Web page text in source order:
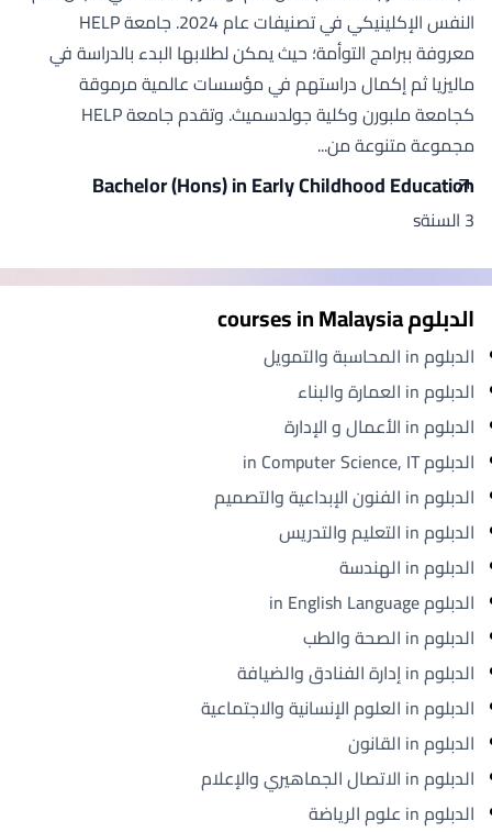
النفس الإكلينيكي في تصنيفات عام 2024. جامعة HELP
معروفة ببرامج التوأمة؛ حيث يمكن لطلابها البدء بالدراسة في
ماليزيا ثم إكمال دراستهم في مؤسسات عالمية مرموقة
كجامعة ملبورن وكلية جولدسميث. وتقدم جامعة HELP
مجموعة متنوعة من...
Bachelor (Hons) in Early Childhood Education
3 السنةs
الدبلوم courses in Malaysia
الدبلوم in المحاسبة والتمويل
الدبلوم in العمارة والبناء
الدبلوم in الأعمال و الإدارة
الدبلوم in Computer Science, IT
الدبلوم in الفنون الإبداعية والتصميم
الدبلوم in التعليم والتدريس
الدبلوم in الهندسة
الدبلوم in English Language
الدبلوم in الصحة والطب
الدبلوم in إدارة الفنادق والضيافة
الدبلوم in العلوم الإنسانية والاجتماعية
الدبلوم in القانون
الدبلوم in الاتصال الجماهيري والإعلام
الدبلوم in علوم الرياضة